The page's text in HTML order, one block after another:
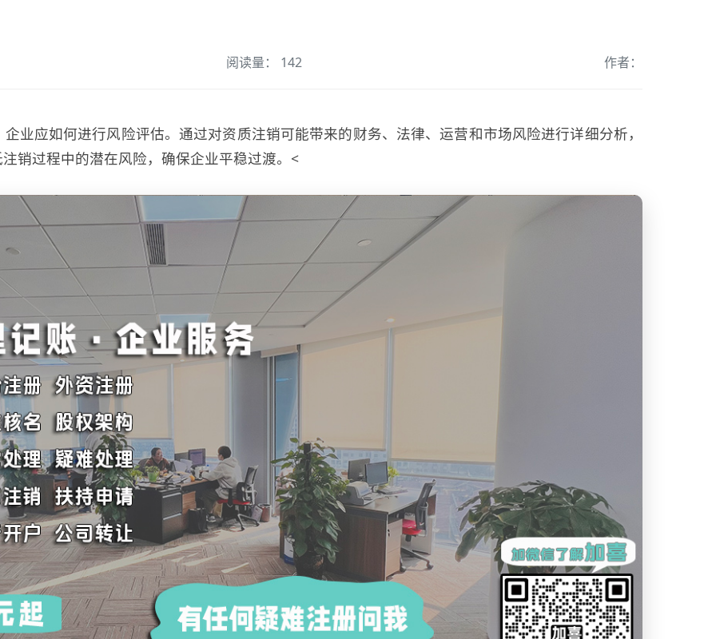
阅读量： 142 作者：
业应如何进行风险评估。通过对资质注销可能带来的财务、法律、运营和市场风险进行详细分析，
销过程中的潜在风险，确保企业平稳过渡。<